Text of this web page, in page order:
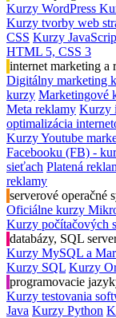
Kurzy WordPress
Kurzy tvorby web
CSS Kurzy
HTML 5, CSS 3
internet marketing a
Digitálny marketing
kurzy Marketingové
Meta reklamy Kurzy
optimalizácia
Kurzy Youtube
Facebooku (FB) -
sieťach Platená
reklamy
serverové operačné
Oficiálne kurzy
Kurzy počítačových
databázy, SQL
Kurzy MySQL a
Kurzy SQL Kurzy
programovacie
Kurzy testovania
Java Kurzy Python